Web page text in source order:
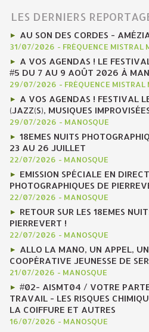
LES DERNIERS
AU SON DES CORDES -
31/07/2026 - FRÉQUENCE MISTRAL
A VOS AGENDAS ! LE
#5 DU 7 AU 9 AOÛT 2026 À
29/07/2026 - FRÉQUENCE MISTRAL
A VOS AGENDAS ! FESTIVAL
(JAZZ(S), MUSIQUES
29/07/2026 - MANOSQUE
18EMES NUITS
23 AU 26 JUILLET
22/07/2026 - MANOSQUE
EMISSION SPÉCIALE EN
PHOTOGRAPHIQUES DE
22/07/2026 - MANOSQUE
RETOUR SUR LES 18EMES
PIERREVERT !
22/07/2026 - MANOSQUE
ALLO LA MANO, UN APPEL,
COOPÉRATIVE JEUNESSE DE
21/07/2026 - MANOSQUE
#02- AISMT04 / VOTRE
TRAVAIL - LES RISQUES
LA COIFFURE ET AUTRES
16/07/2026 - MANOSQUE